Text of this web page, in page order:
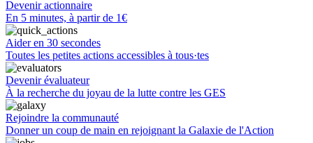
Devenir actionnaire
En 5 minutes, à partir de 1€
Aider en 30 secondes
Toutes les petites actions accessibles à tous·tes
Devenir évaluateur
À la recherche du joyau de la lutte contre les GES
Rejoindre la communauté
Donner un coup de main en rejoignant la Galaxie de l'Action